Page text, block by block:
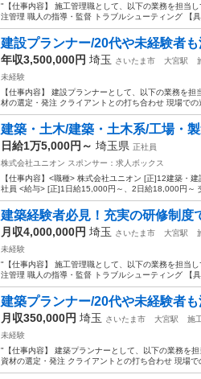
"【仕事内容】 施工管理職として、以下の業務を担当
注管理 職人の指導・監督 トラブルシューティング 【
建設プランナー/20代や未経験者
年収3,500,000円 埼玉 さいたま市 大宮駅
未経験
【仕事内容】 建設プランナーとして、以下の業務を
材の選定・発注 クライアントとの打ち合わせ 現場での
建築・土木/建築・土木系/工場・
日給1万5,000円～ 埼玉県 正社員
株式会社ユニオン スポンサー：求人ボックス
【仕事内容】<職種> 株式会社ユニオン [正]12建築・
社員 <給与> [正]1日給15,000円～、2日給18,000円～
建築経験者必見！充実の研修制度
月収4,000,000円 埼玉 さいたま市 大宮駅
未経験
"【仕事内容】 施工管理職として、以下の業務を担当
注管理 職人の指導・監督 トラブルシューティング 【
建築プランナー/20代や未経験者
月収350,000円 埼玉 さいたま市 大宮駅
施
未経験
"【仕事内容】 建築プランナーとして、以下の業務を
資材の選定・発注 クライアントとの打ち合わせ 現場で